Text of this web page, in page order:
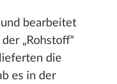
bearbeitet
„Rohstoff“
die
es in der